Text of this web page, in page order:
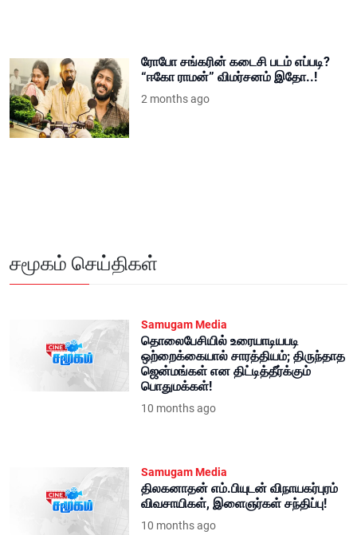
ரோபோ சங்கரின் கடைசி படம் எப்படி?
“ஈகோ ராமன்” விமர்சனம் இதோ..!
2 months ago
சமூகம் செய்திகள்
Samugam Media
தொலைபேசியில் உரையாடியபடி
ஒற்றைக்கையால் சாரத்தியம்; திருந்தாத
ஜென்மங்கள் என திட்டித்தீர்க்கும்
பொதுமக்கள்!
10 months ago
Samugam Media
திலகனாதன் எம்.பியுடன் விநாயகர்புரம்
விவசாயிகள், இளைஞர்கள் சந்திப்பு!
10 months ago